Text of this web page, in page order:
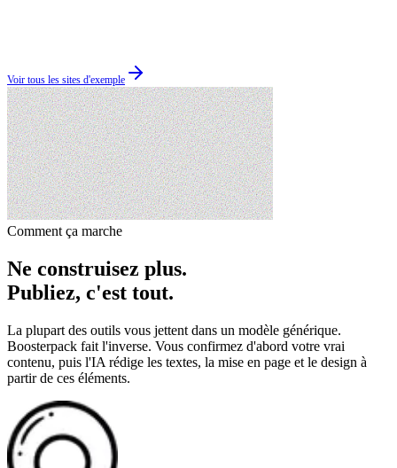
Voir tous les sites d'exemple
Comment ça marche
Ne construisez plus.
Publiez, c'est tout.
La plupart des outils vous jettent dans un modèle générique.
Boosterpack fait l'inverse. Vous confirmez d'abord votre vrai
contenu, puis l'IA rédige les textes, la mise en page et le design à
partir de ces éléments.